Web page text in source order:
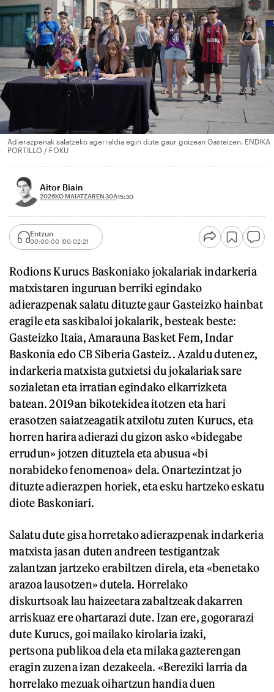
Adierazpenak salatzeko agerraldia egin dute gaur goizean Gasteizen. ENDIKA
PORTILLO / FOKU
Aitor Biain
2026KO MAIATZAREN 30A15:30
Entzun
00:00:00 00:02:21
Rodions Kurucs Baskoniako jokalariak indarkeria
matxistaren inguruan berriki egindako
adierazpenak salatu dituzte gaur Gasteizko hainbat
eragile eta saskibaloi jokalarik, besteak beste:
Gasteizko Itaia, Amarauna Basket Fem, Indar
Baskonia edo CB Siberia Gasteiz.. Azaldu dutenez,
indarkeria matxista gutxietsi du jokalariak sare
sozialetan eta irratian egindako elkarrizketa
batean. 2019an bikotekidea itotzen eta hari
erasotzen saiatzeagatik atxilotu zuten Kurucs, eta
horren harira adierazi du gizon asko «bidegabe
errudun» jotzen dituztela eta abusua «bi
norabideko fenomenoa» dela. Onartezintzat jo
dituzte adierazpen horiek, eta esku hartzeko eskatu
diote Baskoniari.
Salatu dute gisa horretako adierazpenak indarkeria
matxista jasan duten andreen testigantzak
zalantzan jartzeko erabiltzen direla, eta «benetako
arazoa lausotzen» dutela. Horrelako
diskurtsoak lau haizeetara zabaltzeak dakarren
arriskuaz ere ohartarazi dute. Izan ere, gogorarazi
dute Kurucs, goi mailako kirolaria izaki,
pertsona publikoa dela eta milaka gazterengan
eragin zuzena izan dezakeela. «Bereziki larria da
horrelako mezuak oihartzun handia duen